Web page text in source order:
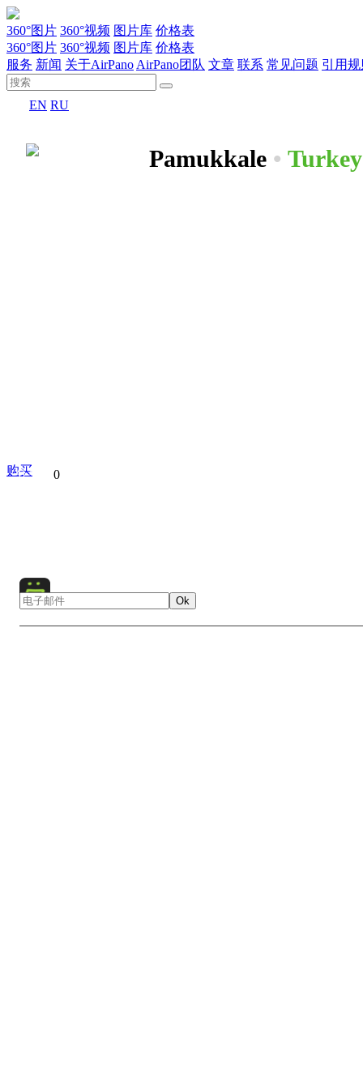
360°图片 360°视频 图片库 价格表
360°图片 360°视频 图片库 价格表
服务 新闻 关于AirPano AirPano团队 文章 联系 常见问题 引用
EN RU
Pamukkale • Turkey
分享到 0
购买
Ok